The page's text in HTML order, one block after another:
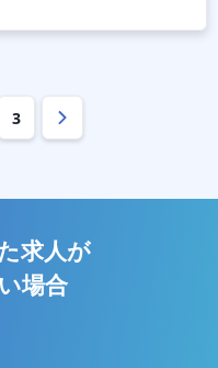
3
求人が
場合